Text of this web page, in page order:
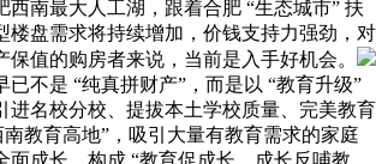
西南最大人工湖，跟着合肥 “生态城市” 扶
楼盘需求将持续增加，价钱支持力强劲，对
保值的购房者来说，当前是入手好机会。
已不是 “纯真拼财产”，而是以 “教育升级”
进名校分校、提拔本土学校质量、完美教育
教育高地”，吸引大量有教育需求的家庭
面成长，构成 “教育促成长、成长反哺教